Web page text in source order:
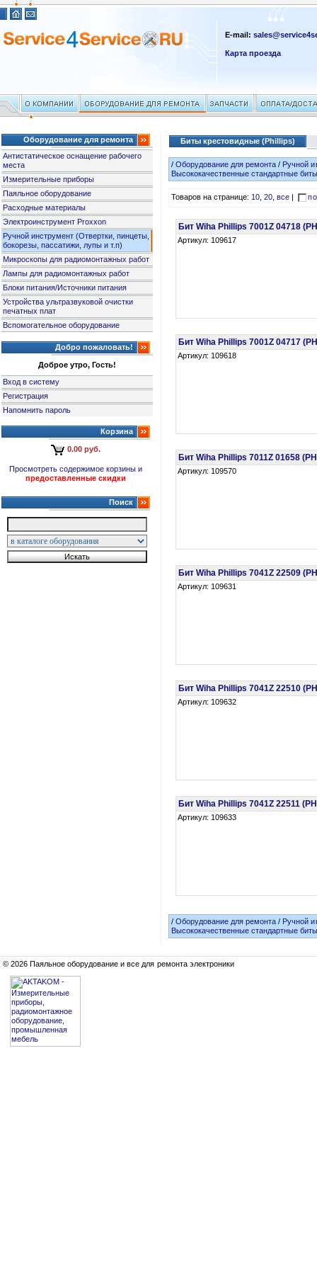
E-mail:
Карта проезда
Оборудование для ремонта
Антистатическое оснащение рабочего
места
Измерительные приборы
Паяльное оборудование
Расходные материалы
Электроинструмент Proxxon
Ручной инструмент (Отвертки, пинцеты,
бокорезы, пассатижи, лупы и т.п)
Микроскопы для радиомонтажных работ
Лампы для радиомонтажных работ
Блоки питания/Источники питания
Устройства ультразвуковой очистки
печатных плат
Вспомогательное оборудование
Добро пожаловать!
Доброе утро, Гость!
Вход в систему
Регистрация
Напомнить пароль
Корзина
0.00 руб.
Просмотреть содержимое корзины и
предоставленные скидки
Поиск
Биты крестовидные (Phillips)
/Оборудование для ремонта / Ручной
Высококачественные стандартные
Товаров на странице:10,20,все
Бит Wiha Phillips 7001Z 04718
Артикул: 109617
Бит Wiha Phillips 7001Z 04717
Артикул: 109618
Бит Wiha Phillips 7011Z 01658
Артикул: 109570
Бит Wiha Phillips 7041Z 22509
Артикул: 109631
Бит Wiha Phillips 7041Z 22510
Артикул: 109632
Бит Wiha Phillips 7041Z 22511
Артикул: 109633
/Оборудование для ремонта / Ручной
Высококачественные стандартные
© 2026 Паяльное оборудование и все для ремонта электроники